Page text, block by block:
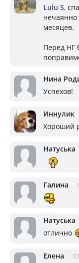
Lulu S,
нечаянно
месяцев.
Перед НГ
Нина
Успехов!
Иннулик
Хороший
Натуська
Галина
Натуська
отлично
Елена